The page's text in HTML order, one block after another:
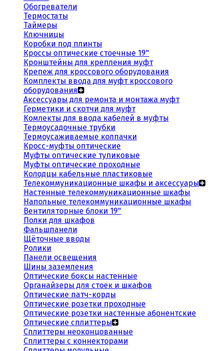
Обогреватели
Термостаты
Таймеры
Ключницы
Коробки под плинты
Кроссы оптические стоечные 19"
Кронштейны для крепления муфт
Крепеж для кроссового оборудования
Комплекты ввода для муфт кроссового
оборудования
Аксессуары для ремонта и монтажа муфт
Герметики и скотчи для муфт
Комлекты для ввода кабелей в муфты
Термоусадочные трубки
Термоусаживаемые колпачки
Кросс-муфты оптические
Муфты оптические тупиковые
Муфты оптические проходные
Колодцы кабельные пластиковые
Телекоммуникационные шкафы и аксессуары
Настенные телекоммуникационные шкафы
Напольные телекоммуникационные шкафы
Вентиляторные блоки 19"
Полки для шкафов
Фальшпанели
Щёточные вводы
Ролики
Панели освещения
Шины заземления
Оптические боксы настенные
Органайзеры для стоек и шкафов
Оптические патч-корды
Оптические розетки проходные
Оптические розетки настенные абонентские
Оптические сплиттеры
Сплиттеры неоконцованные
Сплиттеры с коннекторами